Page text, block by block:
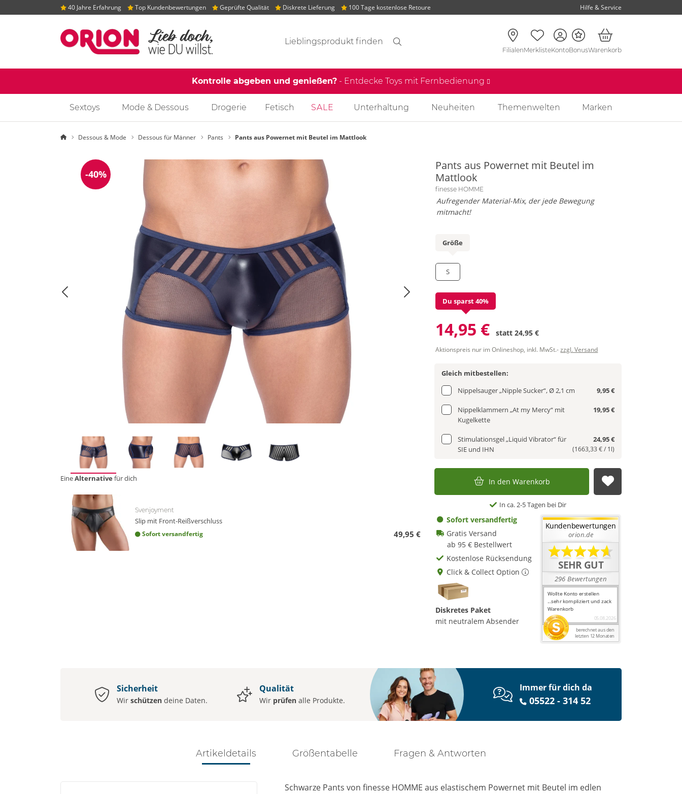
40 Jahre Erfahrung Top Kundenbewertungen Geprüfte Qualität Diskrete Lieferung 100 Tage kostenlose Retoure Hilfe & Service
Suchvorschläge
FilialenMerklisteKontoBonusWarenkorb
Kontrolle abgeben und genießen? - Entdecke Toys mit Fernbedienung
Sextoys Mode & Dessous Drogerie Fetisch SALE Unterhaltung Neuheiten Themenwelten Marken
StartseiteDessous & Mode Dessous für Männer Pants Pants aus Powernet mit Beutel im Mattlook
Reduzierung
-40%
EineAlternative für dich
Svenjoyment
Slip mit Front-Reißverschluss
Sofort versandfertig 49,95 €
Pants aus Powernet mit Beutel im
Mattlook
finesse HOMME
Aufregender Material-Mix, der jede Bewegung
mitmacht!
Größe
S
Du sparst 40%
14,95 € statt24,95 €
Aktionspreis nur im Onlineshop, inkl. MwSt.-zzgl. Versand
Gleich mitbestellen:
Nippelsauger „Nipple Sucker“, Ø 2,1 cm
9,95 €
Nippelklammern „At my Mercy“ mit
Kugelkette
19,95 €
Stimulationsgel „Liquid Vibrator“ für
SIE und IHN
24,95 €
(1663,33 € / 1l)
In den Warenkorb Auf die
In ca. 2-5 Tagen bei Dir
Sofort versandfertig
Gratis Versand
ab 95 € Bestellwert
Kostenlose Rücksendung
Click & Collect Option
Diskretes Paket
mit neutralem Absender
Sicherheit
Wir schützen deine Daten.
Qualität
Wir prüfen alle Produkte.
Immer für dich da
05522 - 314 52
Artikeldetails Größentabelle Fragen & Antworten
Schwarze Pants von finesse HOMME aus elastischem Powernet mit Beutel im edlen